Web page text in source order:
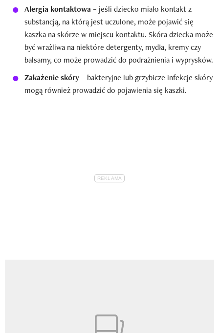
Alergia kontaktowa – jeśli dziecko miało kontakt z
substancją, na którą jest uczulone, może pojawić się
kaszka na skórze w miejscu kontaktu. Skóra dziecka może
być wrażliwa na niektóre detergenty, mydła, kremy czy
balsamy, co może prowadzić do podrażnienia i wyprysków.
Zakażenie skóry – bakteryjne lub grzybicze infekcje skóry
mogą również prowadzić do pojawienia się kaszki.